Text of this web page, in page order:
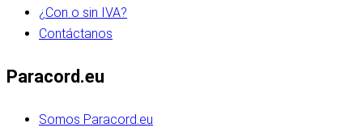
¿Con o sin IVA?
Contáctanos
Paracord.eu
Somos Paracord.eu